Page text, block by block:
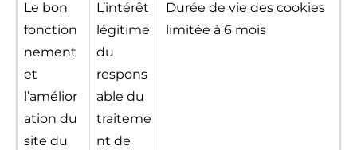
Le bon
fonction
nement
et
l’amélior
ation du
site du
L’intérêt
légitime
du
respons
able du
traiteme
nt de
Durée de vie des cookies
limitée à 6 mois